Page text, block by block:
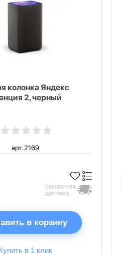
колонка Яндекс
2, черный
арт. 2169
Бесплатная
доставка
в корзину
в 1 клик